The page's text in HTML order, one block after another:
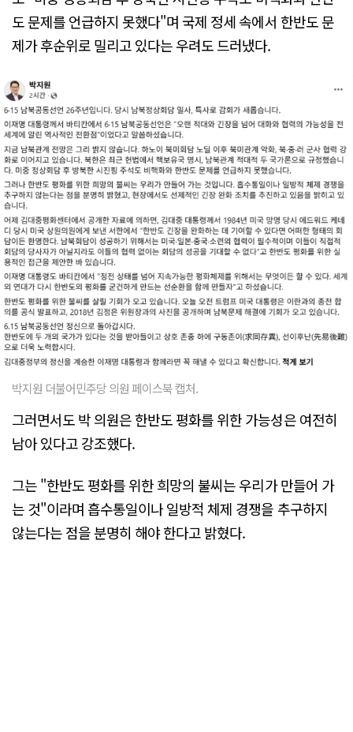
도 문제를 언급하지 못했다"며 국제 정세 속에서 한반도 문
제가 후순위로 밀리고 있다는 우려도 드러냈다.
박지원 더불어민주당 의원 페이스북 캡처.
그러면서도 박 의원은 한반도 평화를 위한 가능성은 여전히
남아 있다고 강조했다.
그는 "한반도 평화를 위한 희망의 불씨는 우리가 만들어 가
는 것"이라며 흡수통일이나 일방적 체제 경쟁을 추구하지
않는다는 점을 분명히 해야 한다고 밝혔다.